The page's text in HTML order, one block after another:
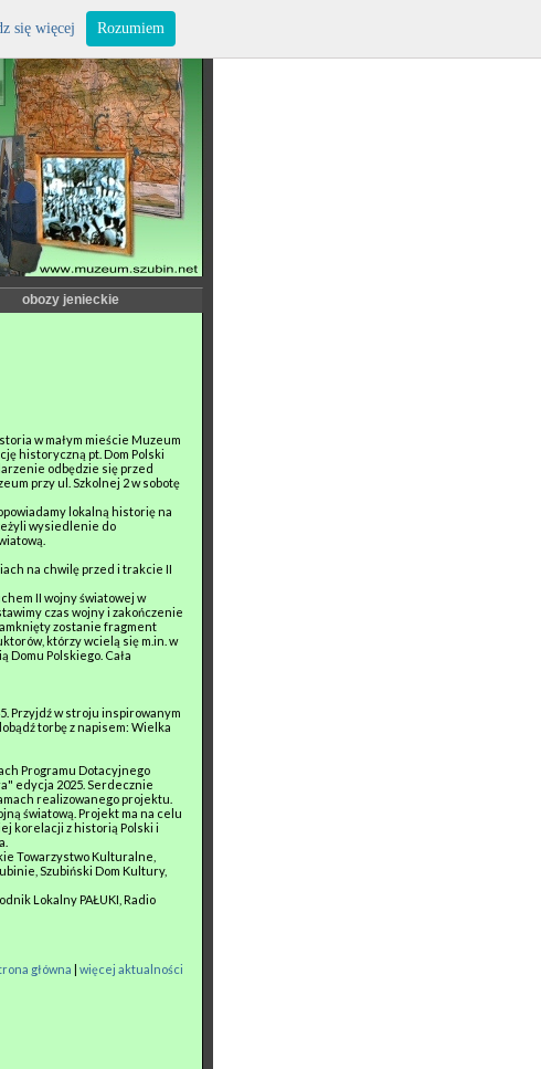
obozy jenieckie
w małym mieście Muzeum
historyczną pt. Dom Polski
odbędzie się przed
przy ul. Szkolnej 2 w sobotę
lokalną historię na
wysiedlenie do
na chwilę przed i trakcie II
II wojny światowej w
czas wojny i zakończenie
zostanie fragment
którzy wcielą się m.in. w
Domu Polskiego. Cała
Przyjdź w stroju inspirowanym
torbę z napisem: Wielka
Programu Dotacyjnego
edycja 2025. Serdecznie
realizowanego projektu.
światową. Projekt ma na celu
korelacji z historią Polski i
Towarzystwo Kulturalne,
Szubiński Dom Kultury,
Lokalny PAŁUKI, Radio
główna | więcej aktualności
się więcej Rozumiem